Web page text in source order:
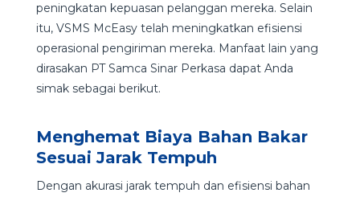
peningkatan kepuasan pelanggan mereka. Selain
itu, VSMS McEasy telah meningkatkan efisiensi
operasional pengiriman mereka. Manfaat lain yang
dirasakan PT Samca Sinar Perkasa dapat Anda
simak sebagai berikut.
Menghemat Biaya Bahan Bakar
Sesuai Jarak Tempuh
Dengan akurasi jarak tempuh dan efisiensi bahan